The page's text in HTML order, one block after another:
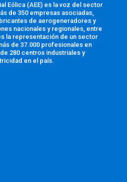
Eólica (AEE) es la voz del sector
de 350 empresas asociadas,
de aerogeneradores y
nacionales y regionales, entre
la representación de un sector
de 37.000 profesionales en
280 centros industriales y
en el país.